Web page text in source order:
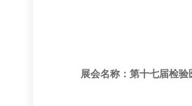
展会名称：第十七届检验